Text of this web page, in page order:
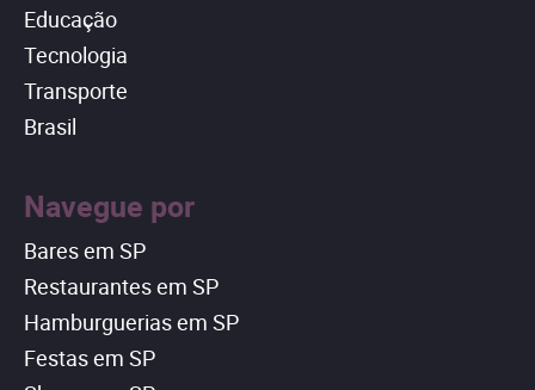
Educação
Tecnologia
Transporte
Brasil
Navegue por
Bares em SP
Restaurantes em SP
Hamburguerias em SP
Festas em SP